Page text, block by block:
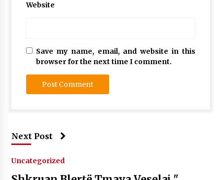
Website
Save my name, email, and website in this
browser for the next time I comment.
Next Post
Uncategorized